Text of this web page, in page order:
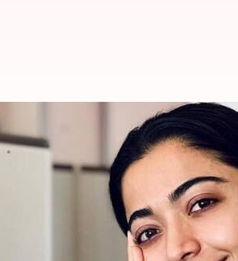
येसुबाई बन धमाल
12:24 pm
बड़ी और चर्चित फिल्में सिनेमाघरों का
खास है, क्योंकि इसमें अभिनेताविक्की